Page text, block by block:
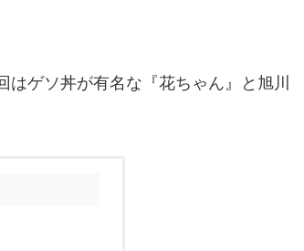
ゲソ丼が有名な『花ちゃん』と旭川